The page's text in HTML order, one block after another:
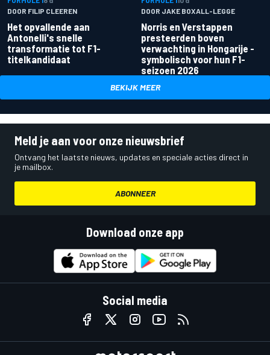
DOOR FILIP CLEEREN
Het opvallende aan
Antonelli's snelle
transformatie tot F1-
titelkandidaat
DOOR JAKE BOXALL-LEGGE
Norris en Verstappen
presteerden boven
verwachting in Hongarije -
symbolisch voor hun F1-
seizoen 2026
BEKIJK MEER
Meld je aan voor onze nieuwsbrief
Ontvang het laatste nieuws, updates en speciale acties direct in
je mailbox.
ABONNEER
Download onze app
Social media